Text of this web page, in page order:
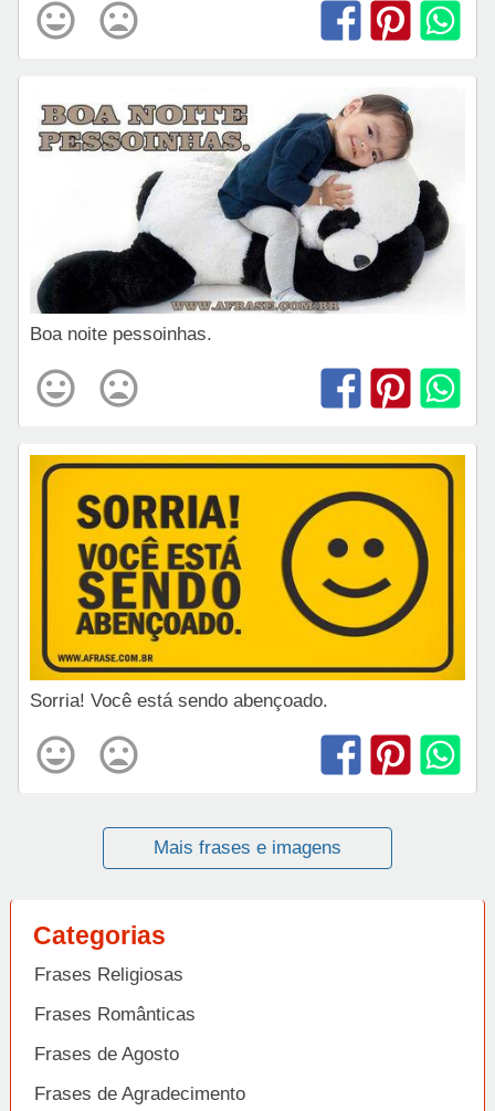
Boa noite pessoinhas.
Sorria! Você está sendo abençoado.
Mais frases e imagens
Categorias
Frases Religiosas
Frases Românticas
Frases de Agosto
Frases de Agradecimento